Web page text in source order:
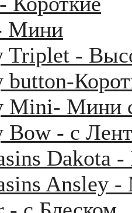
Mини
Triplet -
button-
Mini- Мини
Bow - с
Dakota
Ansley